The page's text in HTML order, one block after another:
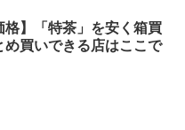
格】「特茶」を安く箱買
め買いできる店はここで